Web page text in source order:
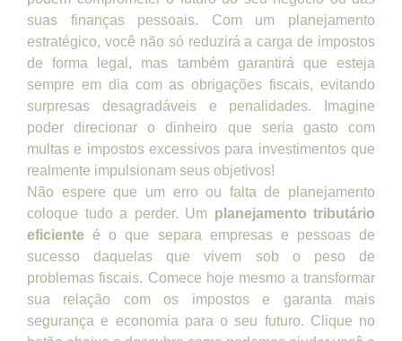
suas finanças pessoais. Com um planejamento
estratégico, você não só reduzirá a carga de impostos
de forma legal, mas também garantirá que esteja
sempre em dia com as obrigações fiscais, evitando
surpresas desagradáveis e penalidades. Imagine
poder direcionar o dinheiro que seria gasto com
multas e impostos excessivos para investimentos que
realmente impulsionam seus objetivos!
Não espere que um erro ou falta de planejamento
coloque tudo a perder. Um planejamento tributário
eficiente é o que separa empresas e pessoas de
sucesso daquelas que vivem sob o peso de
problemas fiscais. Comece hoje mesmo a transformar
sua relação com os impostos e garanta mais
segurança e economia para o seu futuro. Clique no